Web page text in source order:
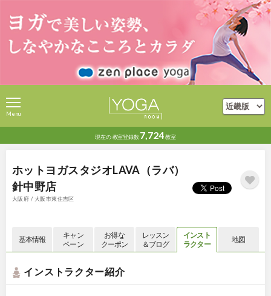
現在の教室登録数 7,724教室
Menu
ホットヨガスタジオLAVA（ラバ）
針中野店
大阪府 / 大阪市東住吉区
基本情報
キャン
ペーン
お得な
クーポン
レッスン
＆ブログ
インスト
ラクター
地図
インストラクター紹介